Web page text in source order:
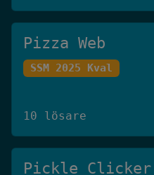
Pizza Web
SSM 2025 Kval
10 lösare
Pickle Clicker